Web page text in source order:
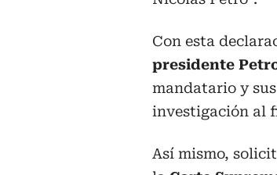
Con esta
presidente
mandatario y
investigación al
Así mismo,